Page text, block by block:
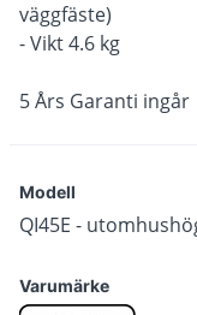
väggfäste)
- Vikt 4.6 kg
5 Års Garanti ingår
Modell
QI45E -
Varumärke